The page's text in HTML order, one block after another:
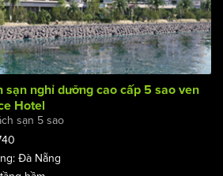
sạn nghỉ dưỡng cao cấp 5 sao ven